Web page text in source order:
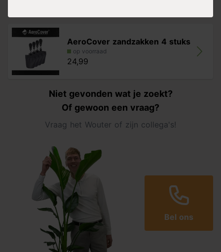
AeroCover zandzakken 4 stuks
op voorraad
24,99
Niet gevonden wat je zoekt?
Of gewoon een vraag?
Vraag het Wouter of zijn collega's!
Bel ons